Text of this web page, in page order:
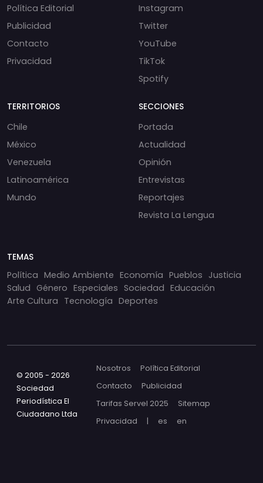
Política Editorial
Publicidad
Contacto
Privacidad
Instagram
Twitter
YouTube
TikTok
Spotify
TERRITORIOS
Chile
México
Venezuela
Latinoamérica
Mundo
SECCIONES
Portada
Actualidad
Opinión
Entrevistas
Reportajes
Revista La Lengua
TEMAS
Política Medio Ambiente Economía Pueblos Justicia
Salud Género Especiales Sociedad Educación
Arte Cultura Tecnología Deportes
© 2005 - 2026
Sociedad
Periodística El
Ciudadano Ltda
Nosotros
Política Editorial
Contacto
Publicidad
Tarifas Servel 2025
Sitemap
Privacidad
| es en